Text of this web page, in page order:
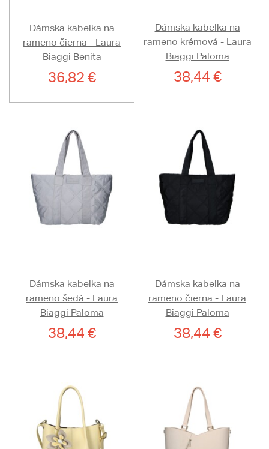
Dámska kabelka na
rameno čierna - Laura
Biaggi Benita
36,82 €
Dámska kabelka na
rameno krémová - Laura
Biaggi Paloma
38,44 €
Dámska kabelka na
rameno šedá - Laura
Biaggi Paloma
38,44 €
Dámska kabelka na
rameno čierna - Laura
Biaggi Paloma
38,44 €